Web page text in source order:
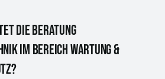
die Beratung
im Bereich Wartung &